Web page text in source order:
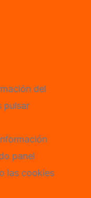
del
pulsar
panel
las cookies